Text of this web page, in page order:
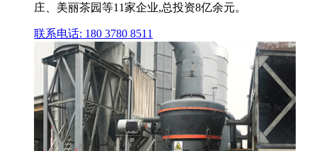
庄、美丽茶园等11家企业,总投资8亿余元。
联系电话: 180 3780 8511